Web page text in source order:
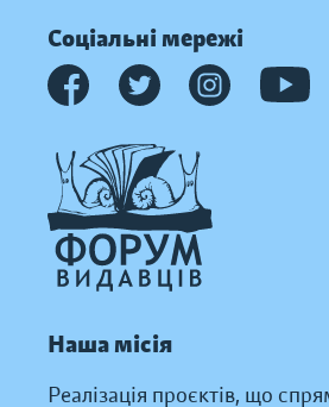
Соціальні мережі
Наша місія
Реалізація проєктів, що